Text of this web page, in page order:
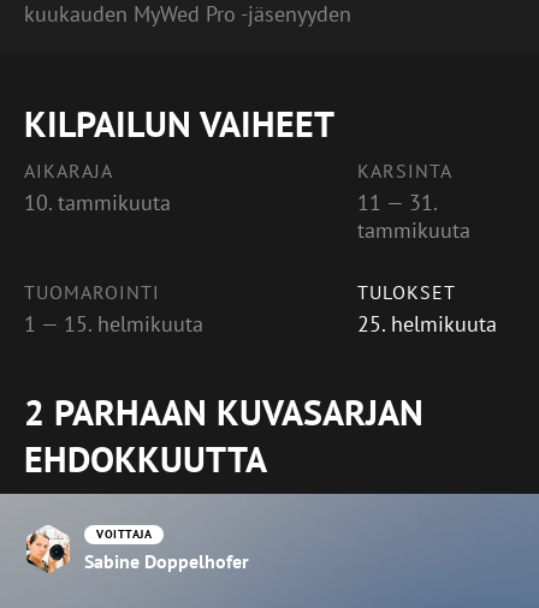
kuukauden MyWed Pro -jäsenyyden
KILPAILUN VAIHEET
AIKARAJA
10. tammikuuta
KARSINTA
11 — 31.
tammikuuta
TUOMAROINTI
1 — 15. helmikuuta
TULOKSET
25. helmikuuta
2 PARHAAN KUVASARJAN
EHDOKKUUTTA
VOITTAJA
Sabine Doppelhofer